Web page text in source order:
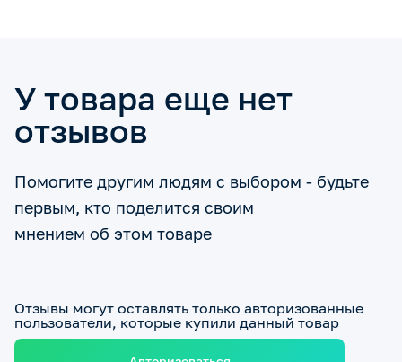
У товара еще нет
отзывов
Помогите другим людям с выбором - будьте
первым, кто поделится своим
мнением об этом товаре
Отзывы могут оставлять только авторизованные
пользователи, которые купили данный товар